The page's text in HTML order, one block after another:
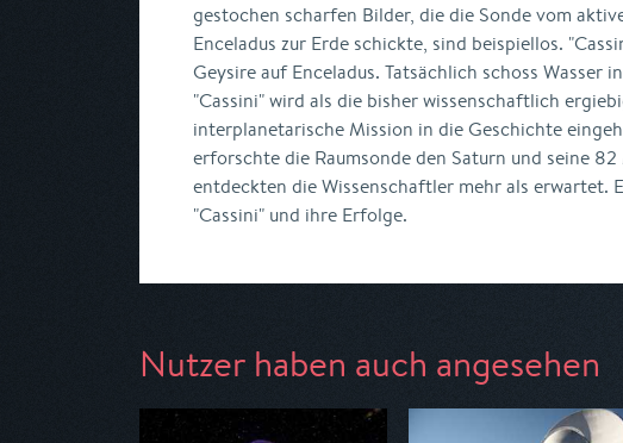
gestochen scharfen Bilder, die die Sonde vom
Enceladus zur Erde schickte, sind beispiellos.
Geysire auf Enceladus. Tatsächlich schoss Wasser
"Cassini" wird als die bisher wissenschaftlich
interplanetarische Mission in die Geschichte
erforschte die Raumsonde den Saturn und seine
entdeckten die Wissenschaftler mehr als erwartet.
"Cassini" und ihre Erfolge.
Nutzer haben auch angesehen